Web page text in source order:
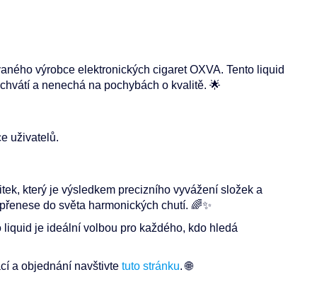
výrobce elektronických cigaret OXVA. Tento liquid
a nenechá na pochybách o kvalitě. 🌟
uživatelů.
který je výsledkem precizního vyvážení složek a
do světa harmonických chutí. 🌈✨
je ideální volbou pro každého, kdo hledá
a objednání navštivte tuto stránku. 🌐